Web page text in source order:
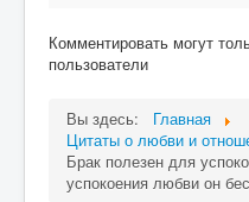
Комментировать могут
пользователи
Вы здесь:
Главная
Цитаты о любви и
Брак полезен для
успокоения любви он